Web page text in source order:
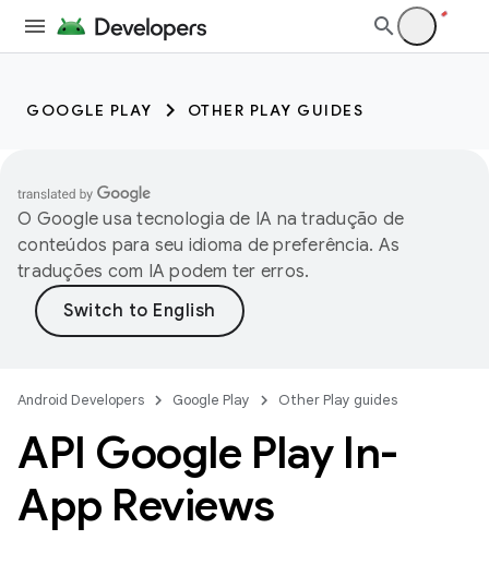
GOOGLE PLAY OTHER PLAY GUIDES
O Google usa tecnologia de IA na tradução de
conteúdos para seu idioma de preferência. As
traduções com IA podem ter erros.
Android Developers Google Play Other Play guides
API Google Play In-
App Reviews